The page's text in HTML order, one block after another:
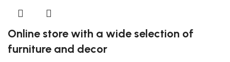
Online store with a wide selection of
furniture and decor